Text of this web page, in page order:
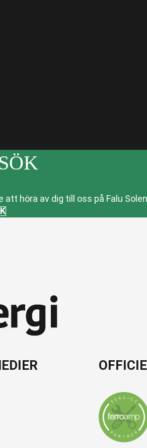
höra av dig till oss på Falu